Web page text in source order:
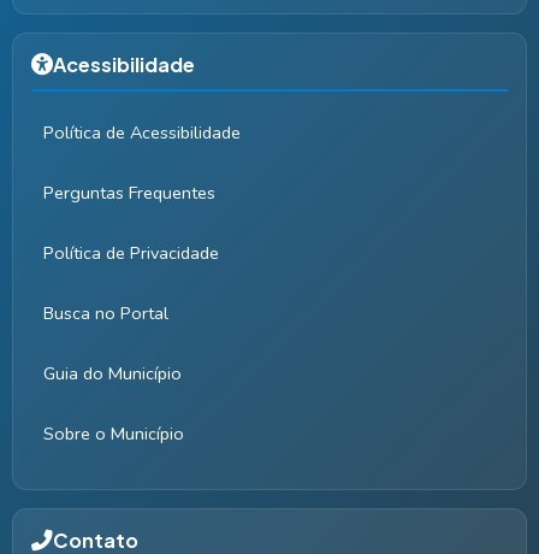
Acessibilidade
Política de Acessibilidade
Perguntas Frequentes
Política de Privacidade
Busca no Portal
Guia do Município
Sobre o Município
Contato